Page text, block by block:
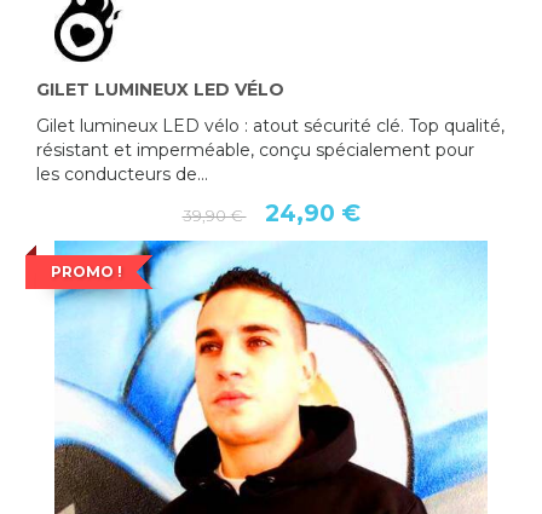
GILET LUMINEUX LED VÉLO
Gilet lumineux LED vélo : atout sécurité clé. Top qualité,
résistant et imperméable, conçu spécialement pour
les conducteurs de...
39,90 € 24,90 €
PROMO !